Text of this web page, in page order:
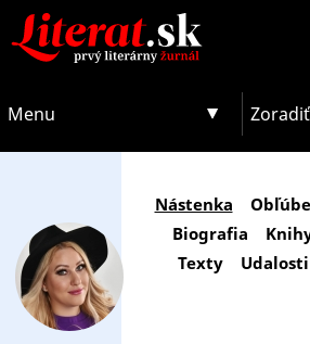
Menu
Nástenka
Biografia
Texty
Udalosti